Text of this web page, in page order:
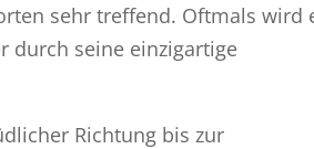
sehr treffend. Oftmals wird
durch seine einzigartige
Richtung bis zur